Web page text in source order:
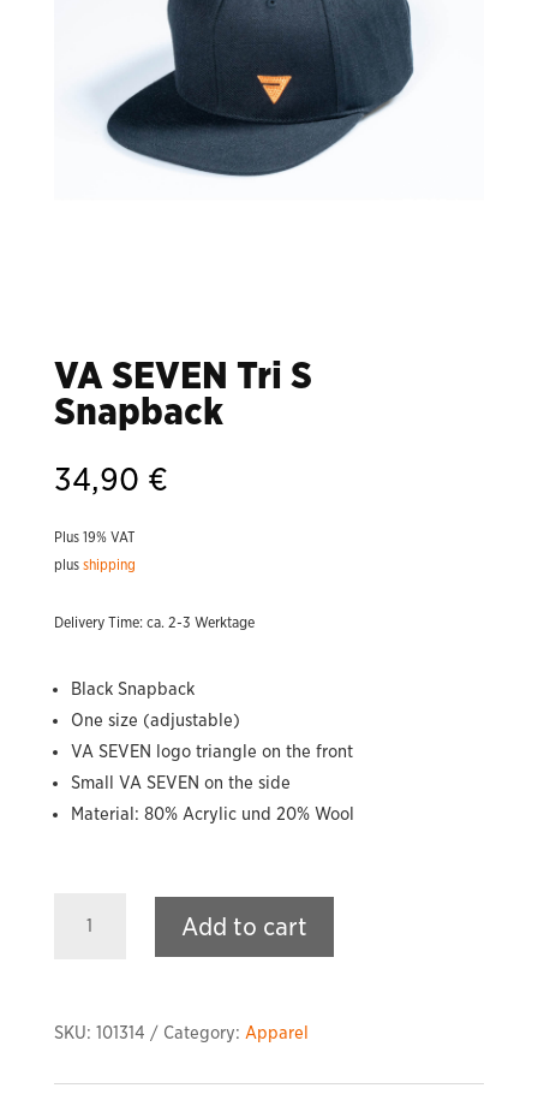
VA SEVEN Tri S
Snapback
34,90 €
Plus 19% VAT
plus shipping
Delivery Time: ca. 2-3 Werktage
Black Snapback
One size (adjustable)
VA SEVEN logo triangle on the front
Small VA SEVEN on the side
Material: 80% Acrylic und 20% Wool
SEVEN
quantity
Add to cart
SKU: 101314 Category: Apparel